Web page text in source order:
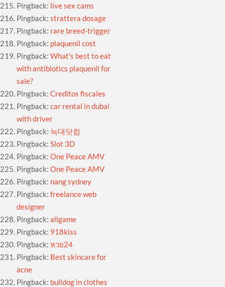
Pingback: live sex cams
Pingback:strattera dosage
Pingback: rare breed-trigger
Pingback: plaquenil cost
Pingback:What's best to eat
with antibiotics plaquenil for
sale?
Pingback:Creditos fiscales
Pingback:car rental in dubai
with driver
Pingback: 늑대닷컴
Pingback: Slot 3D
Pingback:One Peace AMV
Pingback:One Peace AMV
Pingback: nang sydney
Pingback:freelance web
designer
Pingback:allgame
Pingback: 918kiss
Pingback:หวย24
Pingback: Best skincare for
acne
Pingback: bulldog in clothes